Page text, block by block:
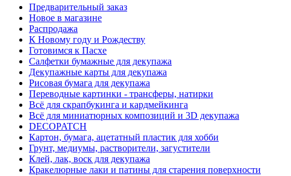
Предварительный заказ
Новое в магазине
Распродажа
К Новому году и Рождеству
Готовимся к Пасхе
Салфетки бумажные для декупажа
Декупажные карты для декупажа
Рисовая бумага для декупажа
Переводные картинки - трансферы, натирки
Всё для скрапбукинга и кардмейкинга
Всё для миниатюрных композиций и 3D декупажа
DECOPATCH
Картон, бумага, ацетатный пластик для хобби
Грунт, медиумы, растворители, загустители
Клей, лак, воск для декупажа
Кракелюрные лаки и патины для старения поверхности